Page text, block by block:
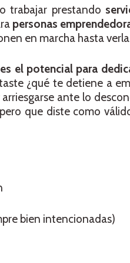
trabajar prestando
personas
en marcha hasta
el potencial para
¿qué te detiene a
ante lo
que diste como
bien intencionadas)